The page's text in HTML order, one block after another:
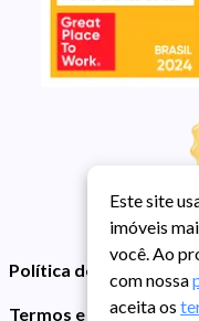
Política de Privacidade
Termos e Condições
Este site
imóveis
você. Ao
com nossa
aceita os